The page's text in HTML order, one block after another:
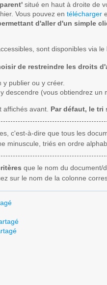
situé en haut à droite de
Vous pouvez en télécharger
d'aller d'un simple
sont disponibles via le
de restreindre les droits
y publier ou y créer.
descendre (vous obtiendrez un
affichés avant. Par défaut, le
c'est-à-dire que tous les
minuscule, triés en ordre
que le nom du document/
sur le nom de la colonne